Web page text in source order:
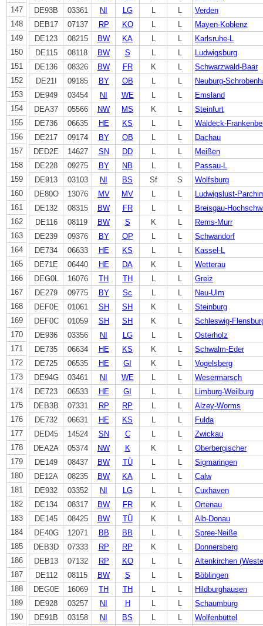
147
148
149
150
151
152
153
154
155
156
157
158
159
160
161
162
163
164
165
166
167
168
169
170
171
172
173
174
175
176
177
178
179
180
181
182
183
184
185
186
187
188
189
190
DE93B
03361 NI LG L L
Verden
DEB17
07137 RP KO L L
Mayen-Koblenz
DE123
08215 BW KA L L
Karlsruhe-L
DE115
08118 BW S L L
Ludwigsburg
DE136
08326 BW FR K L
Schwarzwald-Baar
DE21I
09185 BY OB L L
Neuburg-
DE949
03454 NI WE L L
Emsland
DEA37
05566 NW MS K L
Steinfurt
DE736
06635 HE KS L L
Waldeck-
DE217
09174 BY OB L L
Dachau
DED2E
14627 SN DD L L
Meißen
DE228
09275 BY NB L L
Passau-L
DE913
03103 NI BS Sf S
Wolfsburg
DE80O
13076 MV MV L L
Ludwigslust-
DE132
08315 BW FR L L
Breisgau-
DE116
08119 BW S K L
Rems-Murr
DE239
09376 BY OP L L
Schwandorf
DE734
06633 HE KS L L
Kassel-L
DE71E
06440 HE DA K L
Wetterau
DEG0L
16076 TH TH L L
Greiz
DE279
09775 BY Sc L L
Neu-Ulm
DEF0E
01061 SH SH K L
Steinburg
DEF0C
01059 SH SH K L
Schleswig-
DE936
03356 NI LG L L
Osterholz
DE735
06634 HE KS K L
Schwalm-Eder
DE725
06535 HE GI K L
Vogelsberg
DE94G
03461 NI WE L L
Wesermarsch
DE723
06533 HE GI L L
Limburg-Weilburg
DEB3B
07331 RP RP L L
Alzey-Worms
DE732
06631 HE KS L L
Fulda
DED45
14524 SN C L L
Zwickau
DEA2A
05374 NW K K L
Oberbergischer
DE149
08437 BW TÜ L L
Sigmaringen
DE12A
08235 BW KA L L
Calw
DE932
03352 NI LG L L
Cuxhaven
DE134
08317 BW FR K L
Ortenau
DE145
08425 BW TÜ K L
Alb-Donau
DE40G
12071 BB BB L L
Spree-Neiße
DEB3D
07333 RP RP K L
Donnersberg
DEB13
07132 RP KO L L
Altenkirchen
DE112
08115 BW S L L
Böblingen
DEG0E
16069 TH TH L L
Hildburghausen
DE928
03257 NI H L L
Schaumburg
DE91B
03158 NI BS L L
Wolfenbüttel